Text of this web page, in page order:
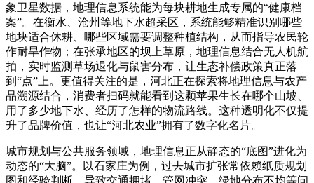
象卫星数据，地理信息系统能为每块耕地生成专属的“健康档
案”。在衡水、沧州等地下水超采区，系统能够精准识别哪些
地块适合休耕、哪些区域需要调整种植结构，从而指导农民轮
作耐旱作物；在张承地区的坝上草原，地理信息结合无人机航
拍，实时监测草场退化与鼠害分布，让生态补偿政策真正落
到“点”上。更值得关注的是，河北正在探索将地理信息与农产
品溯源结合，消费者扫码就能看到这颗苹果生长在哪个山坡、
用了多少地下水、经历了怎样的物流路线。这种透明化不仅提
升了品牌价值，也让“河北农业”拥有了数字化名片。
城市规划与公共服务领域，地理信息正从静态的“底图”进化为
动态的“大脑”。以石家庄为例，过去城市扩张常依赖纸质规划
图和经验判断，导致交通拥堵、管网冲突、绿地分布不均等问